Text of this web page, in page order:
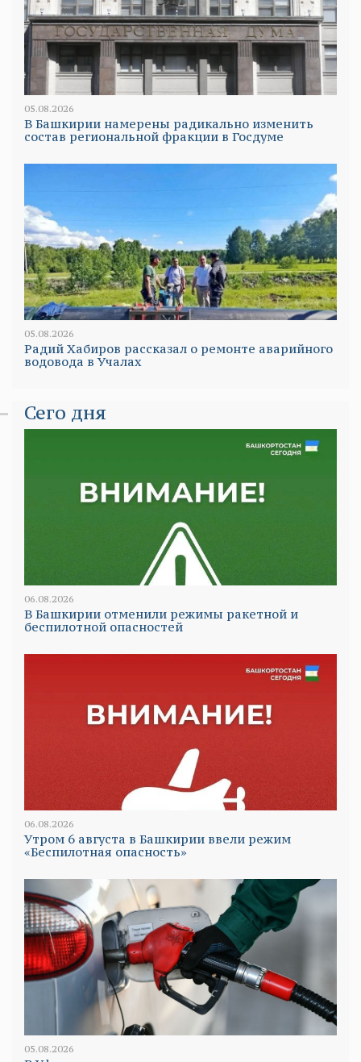
05.08.2026
В Башкирии намерены радикально изменить
состав региональной фракции в Госдуме
05.08.2026
Радий Хабиров рассказал о ремонте аварийного
водовода в Учалах
Сего дня
06.08.2026
В Башкирии отменили режимы ракетной и
беспилотной опасностей
06.08.2026
Утром 6 августа в Башкирии ввели режим
«Беспилотная опасность»
05.08.2026